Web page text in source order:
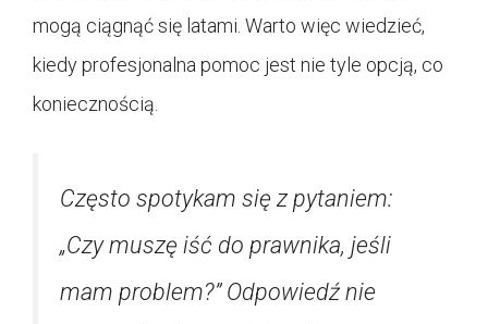
mogą ciągnąć się latami. Warto więc wiedzieć,
kiedy profesjonalna pomoc jest nie tyle opcją, co
koniecznością.
Często spotykam się z pytaniem:
„Czy muszę iść do prawnika, jeśli
mam problem?” Odpowiedź nie